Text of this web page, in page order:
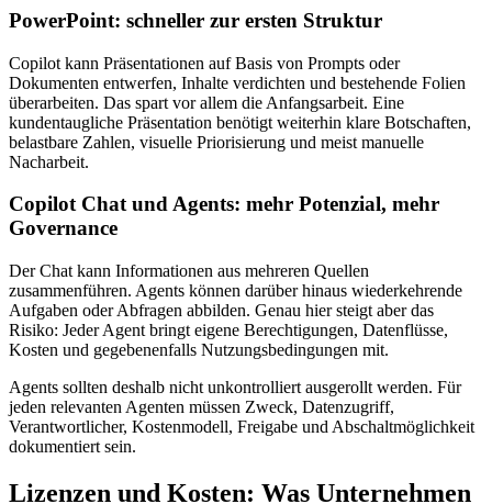
PowerPoint: schneller zur ersten Struktur
Copilot kann Präsentationen auf Basis von Prompts oder
Dokumenten entwerfen, Inhalte verdichten und bestehende Folien
überarbeiten. Das spart vor allem die Anfangsarbeit. Eine
kundentaugliche Präsentation benötigt weiterhin klare Botschaften,
belastbare Zahlen, visuelle Priorisierung und meist manuelle
Nacharbeit.
Copilot Chat und Agents: mehr Potenzial, mehr
Governance
Der Chat kann Informationen aus mehreren Quellen
zusammenführen. Agents können darüber hinaus wiederkehrende
Aufgaben oder Abfragen abbilden. Genau hier steigt aber das
Risiko: Jeder Agent bringt eigene Berechtigungen, Datenflüsse,
Kosten und gegebenenfalls Nutzungsbedingungen mit.
Agents sollten deshalb nicht unkontrolliert ausgerollt werden. Für
jeden relevanten Agenten müssen Zweck, Datenzugriff,
Verantwortlicher, Kostenmodell, Freigabe und Abschaltmöglichkeit
dokumentiert sein.
Lizenzen und Kosten: Was Unternehmen